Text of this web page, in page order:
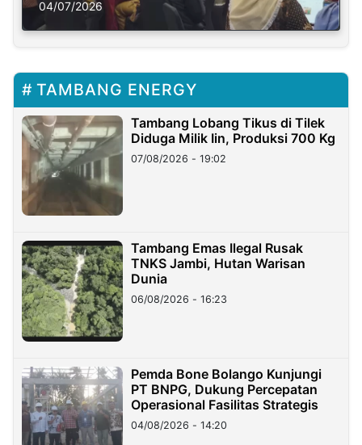
Solusi Krisis Iklim
04/07/2026
TAMBANG ENERGY
Tambang Lobang Tikus di Tilek
Diduga Milik Iin, Produksi 700 Kg
07/08/2026 - 19:02
Tambang Emas Ilegal Rusak
TNKS Jambi, Hutan Warisan
Dunia
06/08/2026 - 16:23
Pemda Bone Bolango Kunjungi
PT BNPG, Dukung Percepatan
Operasional Fasilitas Strategis
04/08/2026 - 14:20